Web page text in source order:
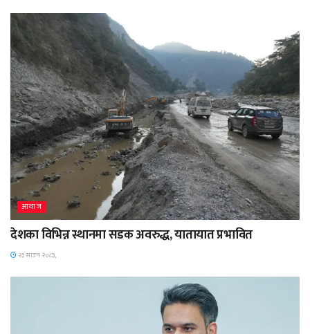
आवाज
देशका विभिन्न स्थानमा सडक अवरुद्ध, यातायात प्रभावित
२३ साउन २०८३,